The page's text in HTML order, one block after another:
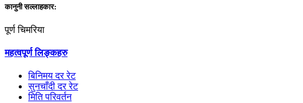
कानुनी सल्लाहकार:
पूर्ण चिमरिया
महत्वपूर्ण लिङ्कहरु
बिनिमय दर रेट
सुनचाँदी दर रेट
मिति परिवर्तन